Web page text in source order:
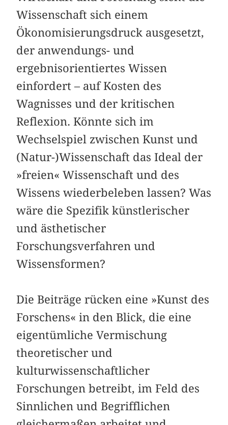
Wissenschaft sich einem
Ökonomisierungsdruck ausgesetzt,
der anwendungs- und
ergebnisorientiertes Wissen
einfordert – auf Kosten des
Wagnisses und der kritischen
Reflexion. Könnte sich im
Wechselspiel zwischen Kunst und
(Natur-)Wissenschaft das Ideal der
»freien« Wissenschaft und des
Wissens wiederbeleben lassen? Was
wäre die Spezifik künstlerischer
und ästhetischer
Forschungsverfahren und
Wissensformen?
Die Beiträge rücken eine »Kunst des
Forschens« in den Blick, die eine
eigentümliche Vermischung
theoretischer und
kulturwissenschaftlicher
Forschungen betreibt, im Feld des
Sinnlichen und Begrifflichen